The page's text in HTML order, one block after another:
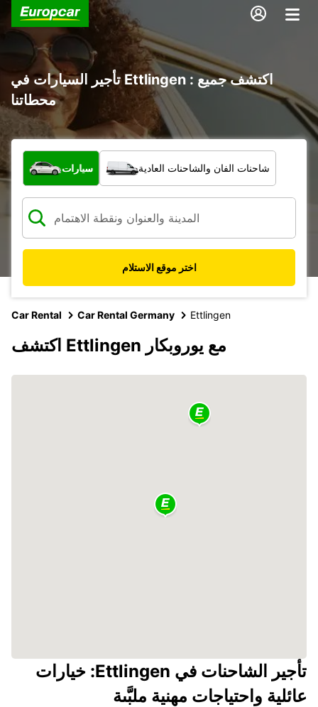
تأجير السيارات في Ettlingen : اكتشف جميع
محطاتنا
ما نوع المركبة؟
سيارات شاحنات الفان والشاحنات العادية
اختر موقع الاستلام
Car Rental Car Rental Germany Ettlingen
اكتشف Ettlingen مع يوروبكار
تأجير الشاحنات في Ettlingen: خيارات
عائلية واحتياجات مهنية ملبَّىة